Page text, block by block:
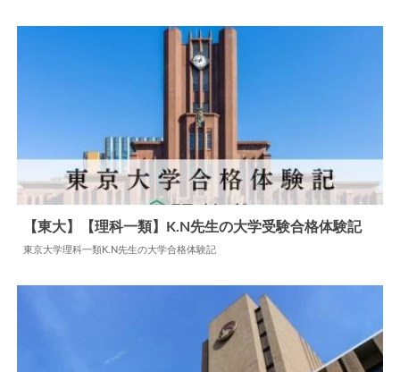
【東大】【理科一類】K.N先生の大学受験合格体験記
東京大学理科一類K.N先生の大学合格体験記